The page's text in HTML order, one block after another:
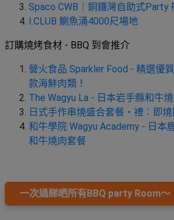
工
作
戶
玩
樂
遊
水
活
散
水
餅
#18
食
Spaco CWB｜銅鑼灣自助式Party
I.CLUB 鰂魚涌4000尺場地
訂購燒烤食材 - BBQ 到會推介
營火食品 Sparkler Food - 精選優
款海鮮肉類！
The Wagyu La - 日本岩手縣和牛
日 式手作串燒盛合套餐・禮：即燒
和牛學院 Wagyu Academy - 日本
和牛燒肉套餐
一次過睇晒所有BBQ party Room～